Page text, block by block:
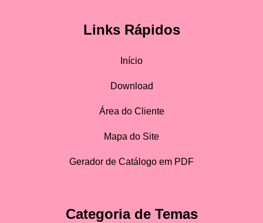
Links Rápidos
Início
Download
Área do Cliente
Mapa do Site
Gerador de Catálogo em PDF
Categoria de Temas